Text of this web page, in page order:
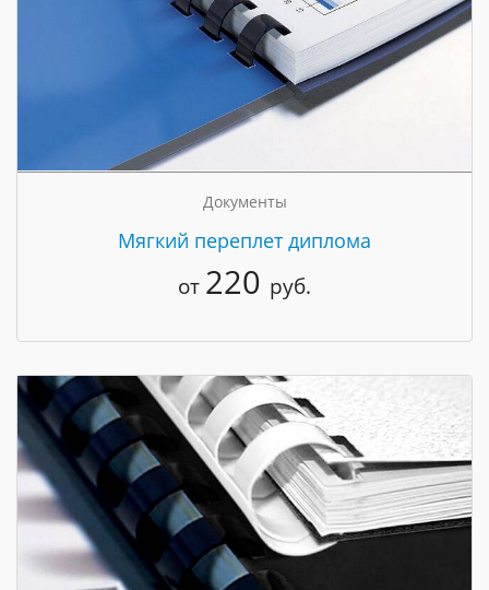
Документы
Мягкий переплет диплома
от 220 руб.